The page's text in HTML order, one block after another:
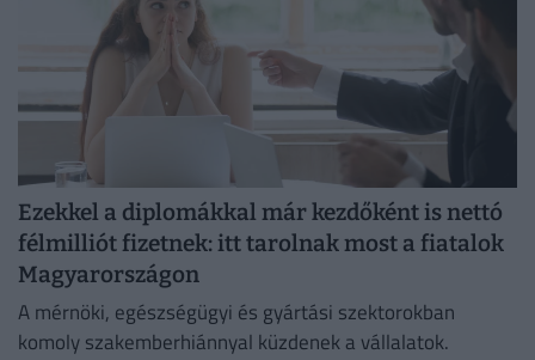
Ezekkel a diplomákkal már kezdőként is nettó
félmilliót fizetnek: itt tarolnak most a fiatalok
Magyarországon
A mérnöki, egészségügyi és gyártási szektorokban
komoly szakemberhiánnyal küzdenek a vállalatok.